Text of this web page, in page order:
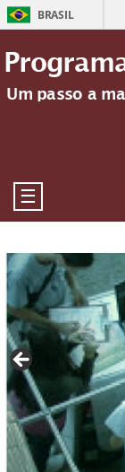
BRASIL
Um passo a
☰